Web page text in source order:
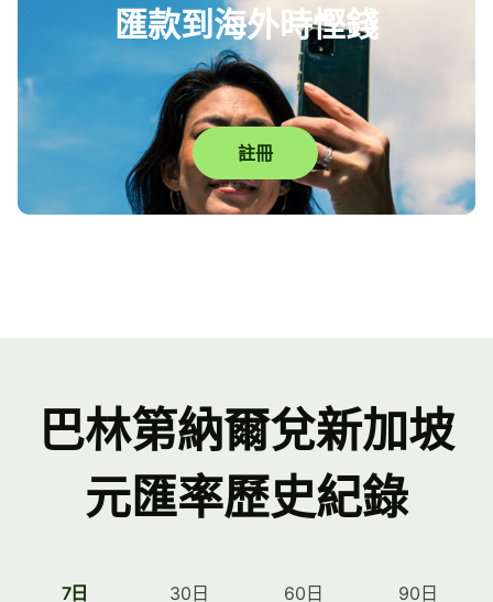
匯款到海外時慳錢
註冊
巴林第納爾兌新加坡
元匯率歷史紀錄
7日 30日 60日 90日